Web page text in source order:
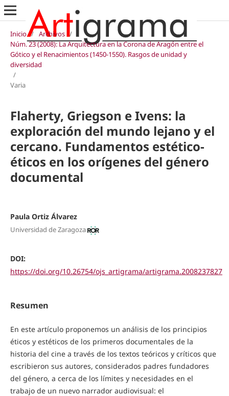
Inicio / Archivos /
Núm. 23 (2008): La Arquitectura en la Corona de Aragón entre el
Gótico y el Renacimientos (1450-1550). Rasgos de unidad y
diversidad
/
Varia
Flaherty, Griegson e Ivens: la
exploración del mundo lejano y el
cercano. Fundamentos estético-
éticos en los orígenes del género
documental
Paula Ortiz Álvarez
Universidad de Zaragoza
DOI:
https://doi.org/10.26754/ojs_artigrama/artigrama.2008237827
Resumen
En este artículo proponemos un análisis de los principios
éticos y estéticos de los primeros documentales de la
historia del cine a través de los textos teóricos y críticos que
escribieron sus autores, considerados padres fundadores
del género, a cerca de los límites y necesidades en el
trabajo de un nuevo narrador audiovisual: el